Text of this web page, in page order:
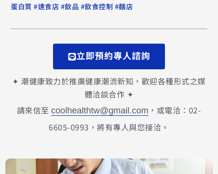
蛋白質 #速食店 #飲品 #飲食控制 #麵店
立即預約專人諮詢
✦ 潮健康致力於推廣健康潮流新知，歡迎各種形式之媒
體洽談合作 ✦
請來信至coolhealthtw@gmail.com ，或電洽：02-
6605-0993，將有專人與您接洽。